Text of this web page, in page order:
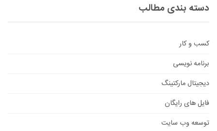
دسته بندی مطالب
کسب و کار
برنامه نویسی
دیجیتال مارکتینگ
فایل های رایگان
توسعه وب سایت